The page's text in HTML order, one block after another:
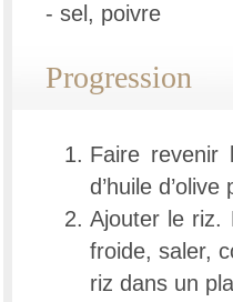
- sel, poivre
Progression
Faire revenir
d’huile
Ajouter le riz.
froide, saler,
riz dans un